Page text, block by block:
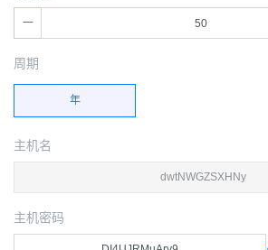
周期
年
主机名
主机密码